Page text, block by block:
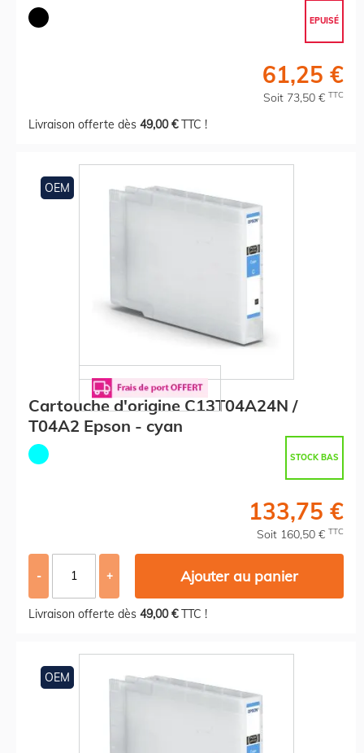
EPUISÉ
61,25 €
Soit 73,50 € TTC
Livraison offerte dès 49,00 €TTC !
OEM
Cartouche d'origine C13T04A24N /
T04A2 Epson - cyan
STOCK BAS
133,75 €
Soit 160,50 € TTC
- + Ajouter au panier
Livraison offerte dès 49,00 €TTC !
OEM